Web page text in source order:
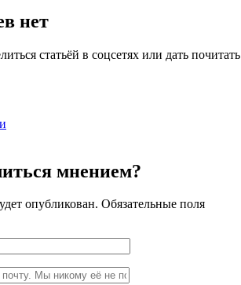
нет
статьёй в соцсетях или дать почитать
мнением?
опубликован. Обязательные поля